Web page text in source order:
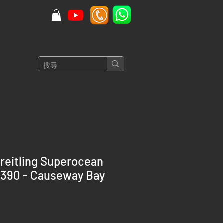
Superocean
- Causeway Bay